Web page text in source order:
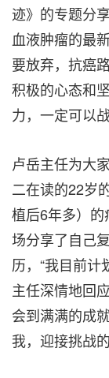
迹》的专题分
血液肿瘤的最
要放弃，抗癌
积极的心态和
力，一定可以
卢岳主任为大
二在读的22岁
植后6年多）
场分享了自己
历，“我目前计
主任深情地回
会到满满的成
我，迎接挑战